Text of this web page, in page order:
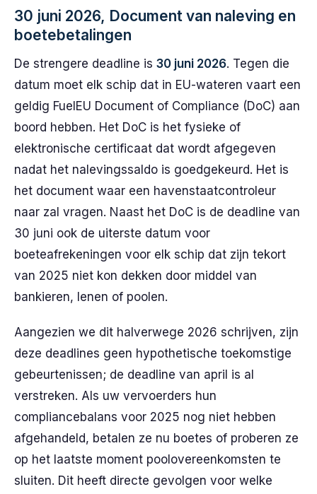
30 juni 2026, Document van naleving en
boetebetalingen
De strengere deadline is 30 juni 2026. Tegen die
datum moet elk schip dat in EU-wateren vaart een
geldig FuelEU Document of Compliance (DoC) aan
boord hebben. Het DoC is het fysieke of
elektronische certificaat dat wordt afgegeven
nadat het nalevingssaldo is goedgekeurd. Het is
het document waar een havenstaatcontroleur
naar zal vragen. Naast het DoC is de deadline van
30 juni ook de uiterste datum voor
boeteafrekeningen voor elk schip dat zijn tekort
van 2025 niet kon dekken door middel van
bankieren, lenen of poolen.
Aangezien we dit halverwege 2026 schrijven, zijn
deze deadlines geen hypothetische toekomstige
gebeurtenissen; de deadline van april is al
verstreken. Als uw vervoerders hun
compliancebalans voor 2025 nog niet hebben
afgehandeld, betalen ze nu boetes of proberen ze
op het laatste moment poolovereenkomsten te
sluiten. Dit heeft directe gevolgen voor welke